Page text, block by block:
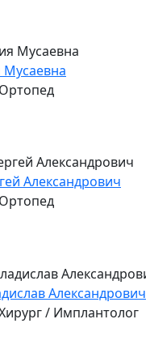
Александрович
Александрович
/ Имплантолог